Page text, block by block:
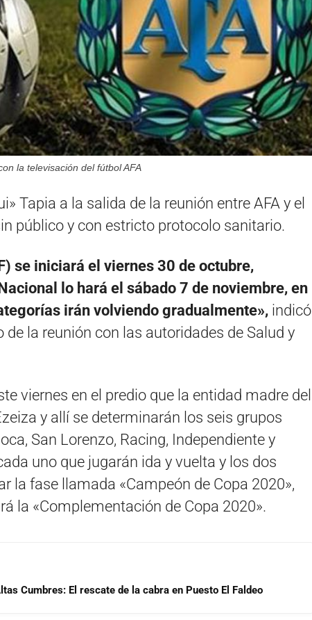
la televisación del fútbol AFA
Tapia a la salida de la reunión entre AFA y el
público y con estricto protocolo sanitario.
se iniciará el viernes 30 de octubre,
lo hará el sábado 7 de noviembre, en
irán volviendo gradualmente», indicó
de la reunión con las autoridades de Salud y
viernes en el predio que la entidad madre del
y allí se determinarán los seis grupos
San Lorenzo, Racing, Independiente y
uno que jugarán ida y vuelta y los dos
la fase llamada «Campeón de Copa 2020»,
la «Complementación de Copa 2020».
Cumbres: El rescate de la cabra en Puesto El Faldeo